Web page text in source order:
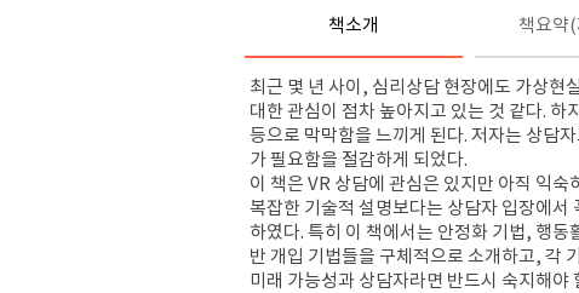
책소개 책요약
최근 몇 년 사이, 심리상담 현장에도 가상
대한 관심이 점차 높아지고 있는 것 같다.
등으로 막막함을 느끼게 된다. 저자는 상담
가 필요함을 절감하게 되었다.
이 책은 VR 상담에 관심은 있지만 아직 익
복잡한 기술적 설명보다는 상담자 입장에서
하였다. 특히 이 책에서는 안정화 기법, 행
반 개입 기법들을 구체적으로 소개하고,
미래 가능성과 상담자라면 반드시 숙지해야